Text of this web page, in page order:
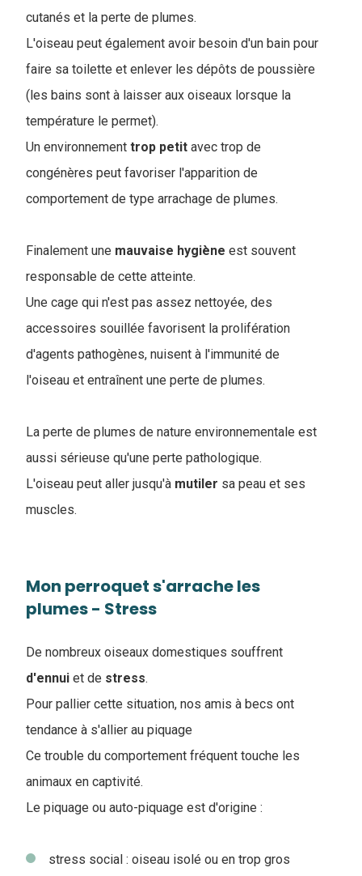
cutanés et la perte de plumes.
L'oiseau peut également avoir besoin d'un bain pour
faire sa toilette et enlever les dépôts de poussière
(les bains sont à laisser aux oiseaux lorsque la
température le permet).
Un environnement trop petit avec trop de
congénères peut favoriser l'apparition de
comportement de type arrachage de plumes.
Finalement une mauvaise hygiène est souvent
responsable de cette atteinte.
Une cage qui n'est pas assez nettoyée, des
accessoires souillée favorisent la prolifération
d'agents pathogènes, nuisent à l'immunité de
l'oiseau et entraînent une perte de plumes.
La perte de plumes de nature environnementale est
aussi sérieuse qu'une perte pathologique.
L'oiseau peut aller jusqu'à mutiler sa peau et ses
muscles.
Mon perroquet s'arrache les
plumes - Stress
De nombreux oiseaux domestiques souffrent
d'ennui et de stress.
Pour pallier cette situation, nos amis à becs ont
tendance à s'allier au piquage
Ce trouble du comportement fréquent touche les
animaux en captivité.
Le piquage ou auto-piquage est d'origine :
stress social : oiseau isolé ou en trop gros